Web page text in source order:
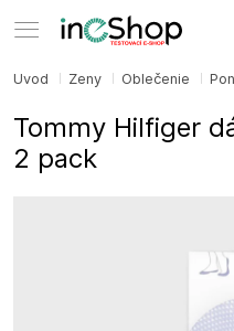
Úvod Ženy Oblečenie
Tommy Hilfiger
2 pack